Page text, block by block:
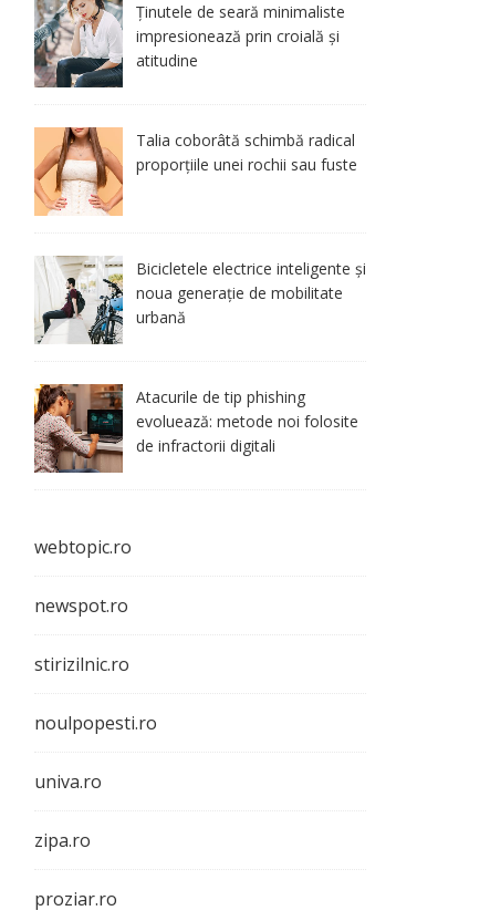
Ținutele de seară minimaliste
impresionează prin croială și
atitudine
Talia coborâtă schimbă radical
proporțiile unei rochii sau fuste
Bicicletele electrice inteligente și
noua generație de mobilitate
urbană
Atacurile de tip phishing
evoluează: metode noi folosite
de infractorii digitali
webtopic.ro
newspot.ro
stirizilnic.ro
noulpopesti.ro
univa.ro
zipa.ro
proziar.ro